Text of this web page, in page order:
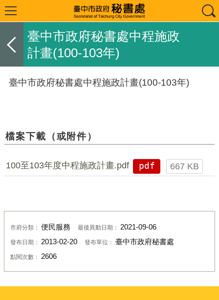
臺中市政府秘書處中程施政
計畫(100-103年)
臺中市政府秘書處中程施政計畫(100-103年)
檔案下載（或附件）
100至103年度中程施政計畫.pdf pdf 667 KB
市府分類： 便民服務 最後異動日期： 2021-09-06
發布日期： 2013-02-20 發布單位： 臺中市政府秘書處
點閱次數： 2606